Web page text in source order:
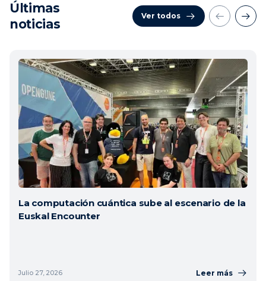
Últimas
noticias
Ver todos
La computación cuántica sube al escenario de la
Euskal Encounter
Julio 27, 2026 Leer más